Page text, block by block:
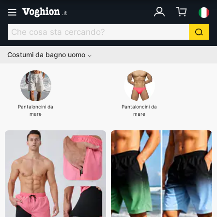
.it
Costumi da bagno uomo
Pantaloncini da
mare
Pantaloncini da
mare